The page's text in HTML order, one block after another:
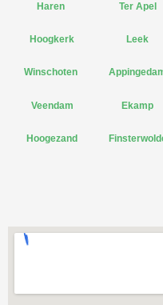
Haren
Hoogkerk
Winschoten
Veendam
Hoogezand
Ter Apel
Leek
Ekamp